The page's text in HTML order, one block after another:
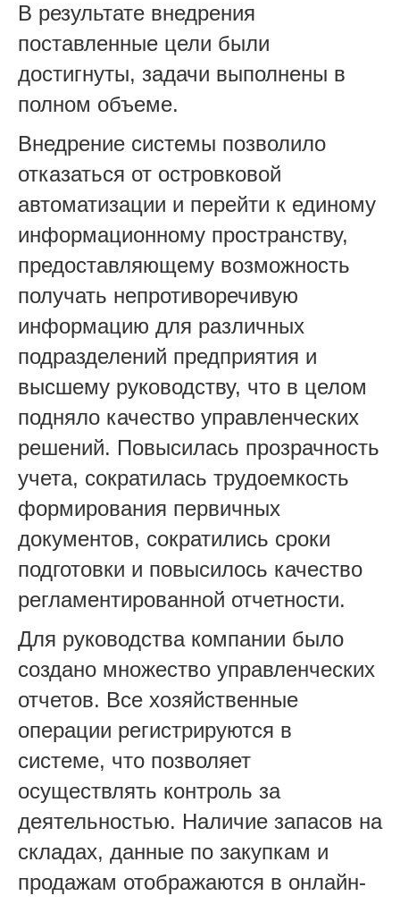
В результате внедрения
поставленные цели были
достигнуты, задачи выполнены в
полном объеме.
Внедрение системы позволило
отказаться от островковой
автоматизации и перейти к единому
информационному пространству,
предоставляющему возможность
получать непротиворечивую
информацию для различных
подразделений предприятия и
высшему руководству, что в целом
подняло качество управленческих
решений. Повысилась прозрачность
учета, сократилась трудоемкость
формирования первичных
документов, сократились сроки
подготовки и повысилось качество
регламентированной отчетности.
Для руководства компании было
создано множество управленческих
отчетов. Все хозяйственные
операции регистрируются в
системе, что позволяет
осуществлять контроль за
деятельностью. Наличие запасов на
складах, данные по закупкам и
продажам отображаются в онлайн-